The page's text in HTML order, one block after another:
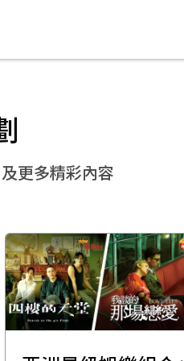
及更多精彩內容